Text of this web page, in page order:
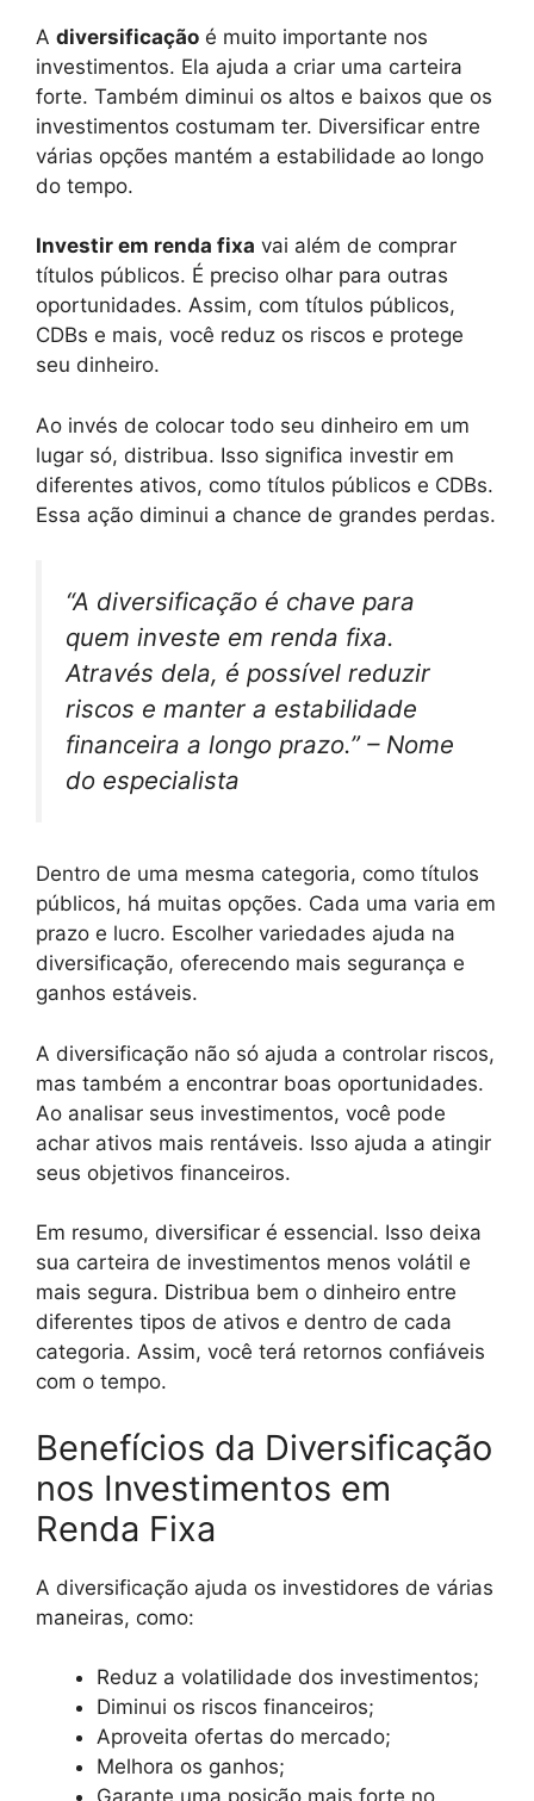
A diversificação é muito importante nos
investimentos. Ela ajuda a criar uma carteira
forte. Também diminui os altos e baixos que os
investimentos costumam ter. Diversificar entre
várias opções mantém a estabilidade ao longo
do tempo.
Investir em renda fixa vai além de comprar
títulos públicos. É preciso olhar para outras
oportunidades. Assim, com títulos públicos,
CDBs e mais, você reduz os riscos e protege
seu dinheiro.
Ao invés de colocar todo seu dinheiro em um
lugar só, distribua. Isso significa investir em
diferentes ativos, como títulos públicos e CDBs.
Essa ação diminui a chance de grandes perdas.
“A diversificação é chave para
quem investe em renda fixa.
Através dela, é possível reduzir
riscos e manter a estabilidade
financeira a longo prazo.” – Nome
do especialista
Dentro de uma mesma categoria, como títulos
públicos, há muitas opções. Cada uma varia em
prazo e lucro. Escolher variedades ajuda na
diversificação, oferecendo mais segurança e
ganhos estáveis.
A diversificação não só ajuda a controlar riscos,
mas também a encontrar boas oportunidades.
Ao analisar seus investimentos, você pode
achar ativos mais rentáveis. Isso ajuda a atingir
seus objetivos financeiros.
Em resumo, diversificar é essencial. Isso deixa
sua carteira de investimentos menos volátil e
mais segura. Distribua bem o dinheiro entre
diferentes tipos de ativos e dentro de cada
categoria. Assim, você terá retornos confiáveis
com o tempo.
Benefícios da Diversificação
nos Investimentos em
Renda Fixa
A diversificação ajuda os investidores de várias
maneiras, como:
Reduz a volatilidade dos investimentos;
Diminui os riscos financeiros;
Aproveita ofertas do mercado;
Melhora os ganhos;